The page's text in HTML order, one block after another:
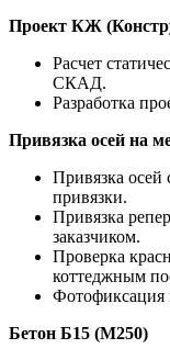
Проект КЖ
Расчет
СКАД.
Разработка
Привязка осей на
Привязка осей
привязки.
Привязка
заказчиком.
Проверка
коттеджным
Фотофиксация
Бетон Б15 (М250)